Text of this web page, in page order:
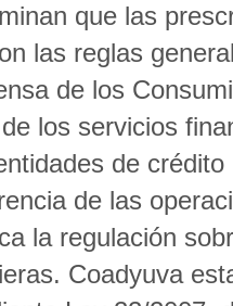
que las
las reglas
de los
los servicios
de
de las
la regulación
Coadyuva